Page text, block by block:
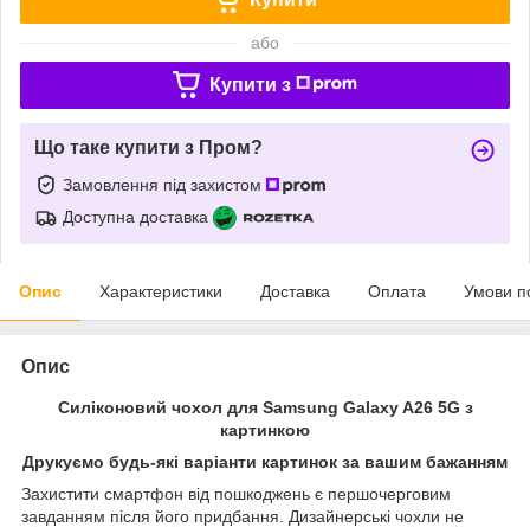
або
Купити з
Що таке купити з Пром?
Замовлення під захистом
Доступна доставка
Опис Характеристики Доставка Оплата Умови
Опис
Силіконовий чохол для Samsung Galaxy A26 5G з
картинкою
Друкуємо будь-які варіанти картинок за вашим бажанням
Захистити смартфон від пошкоджень є першочерговим
завданням після його придбання. Дизайнерські чохли не